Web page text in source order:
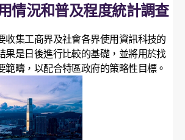
情況和普及程度統計調查
收集工商界及社會各界使用資訊科技的
果是日後進行比較的基礎，並將用於找
範疇，以配合特區政府的策略性目標。